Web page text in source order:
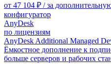
от 47 104 ₽ / за
конфигуратор
AnyDesk
по лицензиям
AnyDesk Additional Managed
Ёмкостное дополнение к
больше серверов и рабочих